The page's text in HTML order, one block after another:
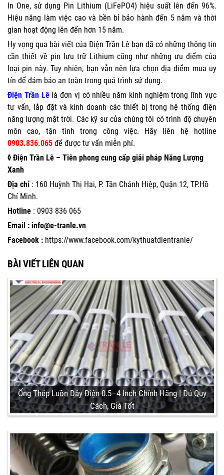
In One, sử dụng Pin Lithium (LiFePO4) hiệu suất lên đến 96%.
Hiệu năng làm việc cao và bền bỉ bảo hành đến 5 năm và thời
gian hoạt động lên đến hơn 15 năm.
Hy vọng qua bài viết của Điện Trần Lê bạn đã có những thông tin
cần thiết về pin lưu trữ Lithium cũng như những ưu điểm của
loại pin này. Tuy nhiên, bạn vẫn nên lựa chọn địa điểm mua uy
tín để đảm bảo an toàn trong quá trình sử dụng.
Điện Trần Lê là đơn vị có nhiều năm kinh nghiệm trong lĩnh vực
tư vấn, lắp đặt và kinh doanh các thiết bị trong hệ thống điện
năng lượng mặt trời. Các kỹ sư của chúng tôi có trình độ chuyên
môn cao, tận tình trong công việc. Hãy liên hệ hotline
0903.836.065 để được tư vấn miễn phí.
◊ Điện Trần Lê – Tiên phong cung cấp giải pháp Năng Lượng
Xanh
Địa chỉ : 160 Huỳnh Thị Hai, P. Tân Chánh Hiệp, Quận 12, TP.Hồ
Chí Minh.
Hotline : 0903 836 065
Email : info@e-tranle.vn
Facebook : https://www.facebook.com/kythuatdientranle/
BÀI VIẾT LIÊN QUAN
Ống Thép Luồn Dây Điện 0.5–4 Inch Chính Hãng | Đủ Quy
Cách, Giá Tốt